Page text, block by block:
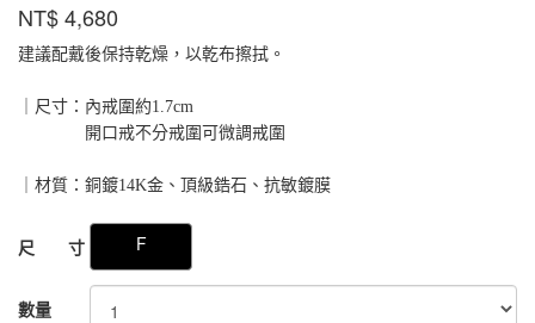
NT$4,680
建議配戴後保持乾燥，以乾布擦拭。
｜尺寸：內戒圍約1.7cm
開口戒不分戒圍可微調戒圍
｜材質：銅鍍14K金、頂級鋯石、抗敏鍍膜
GOODS000000000000029117362
尺 寸 F
數量